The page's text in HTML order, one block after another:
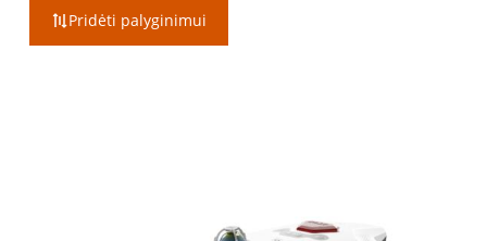
was:
€999.00.
€899.00.
Pridėti palyginimui